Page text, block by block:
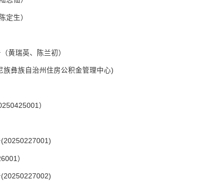
定生）
黄瑞英、陈兰初）
彝族自治州住房公积金管理中心)
）
）